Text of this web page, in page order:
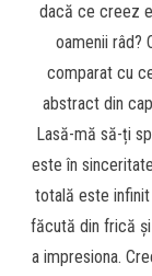
dacă ce creez
oamenii râd?
comparat cu
abstract din
Lasă-mă să-ți
este în
totală este
făcută din frică
a impresiona.